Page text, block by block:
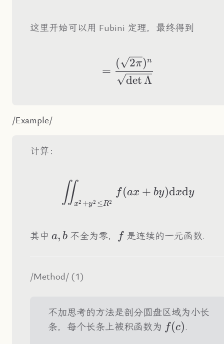
这里开始可以用 Fubini 定理，最终得到
=
detΛ
( 2π)n
/Example/
计算：
∬x2 +y2 ≤R2
f (ax + by)dxdy
其中 a,b
a, b不全为零， ff 是连续的一元函数.
/Method/ (1)
不加思考的方法是剖分圆盘区域为小长
条，每个长条上被积函数为 f(c)
f(c).